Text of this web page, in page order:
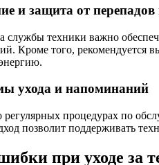
и защита от
службы техники важно
Кроме того, рекомендуется
ухода и напоминаний
процедурах по
позволит поддерживать
при уходе за